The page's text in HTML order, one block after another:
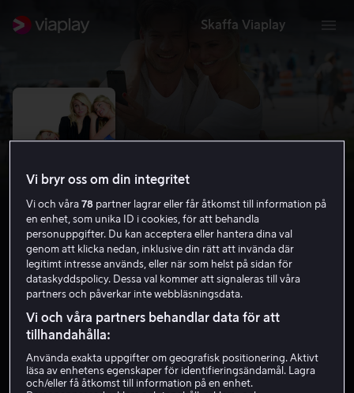
Skaffa Viaplay
The Other Woman
HD
Hyr 49 kr
Vi bryr oss om din integritet
Vi och våra78 partner lagrar eller får åtkomst till information på
en enhet, som unika ID i cookies, för att behandla
personuppgifter. Du kan acceptera eller hantera dina val
genom att klicka nedan, inklusive din rätt att invända där
legitimt intresse används, eller när som helst på sidan för
dataskyddspolicy. Dessa val kommer att signaleras till våra
partners och påverkar inte webbläsningsdata.
Vi och våra partners behandlar data för att
tillhandahålla:
Använda exakta uppgifter om geografisk positionering. Aktivt
läsa av enhetens egenskaper för identifieringsändamål. Lagra
och/eller få åtkomst till information på en enhet.